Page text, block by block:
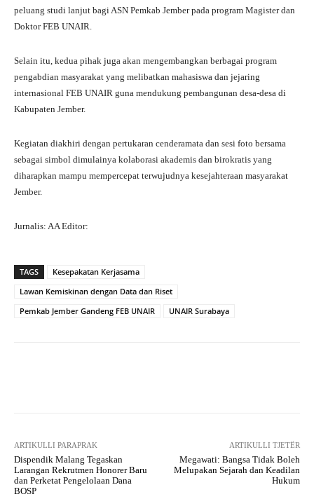
peluang studi lanjut bagi ASN Pemkab Jember pada program Magister dan
Doktor FEB UNAIR.
Selain itu, kedua pihak juga akan mengembangkan berbagai program
pengabdian masyarakat yang melibatkan mahasiswa dan jejaring
internasional FEB UNAIR guna mendukung pembangunan desa-desa di
Kabupaten Jember.
Kegiatan diakhiri dengan pertukaran cenderamata dan sesi foto bersama
sebagai simbol dimulainya kolaborasi akademis dan birokratis yang
diharapkan mampu mempercepat terwujudnya kesejahteraan masyarakat
Jember.
Jurnalis: AA Editor:
TAGS
Kesepakatan Kerjasama
Lawan Kemiskinan dengan Data dan Riset
Pemkab Jember Gandeng FEB UNAIR
UNAIR Surabaya
ARTIKULLI PARAPRAK
Dispendik Malang Tegaskan
Larangan Rekrutmen Honorer Baru
dan Perketat Pengelolaan Dana
BOSP
ARTIKULLI TJETËR
Megawati: Bangsa Tidak Boleh
Melupakan Sejarah dan Keadilan
Hukum